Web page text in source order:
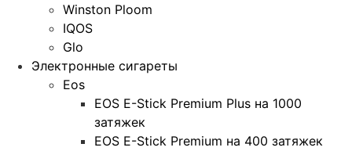
Winston Ploom
IQOS
Glo
Электронные сигареты
Eos
EOS E-Stick Premium Plus на 1000
затяжек
EOS E-Stick Premium на 400 затяжек